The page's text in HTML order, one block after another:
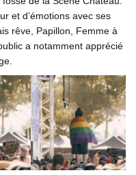
et d’émotions avec ses
rêve, Papillon, Femme à
a notamment apprécié